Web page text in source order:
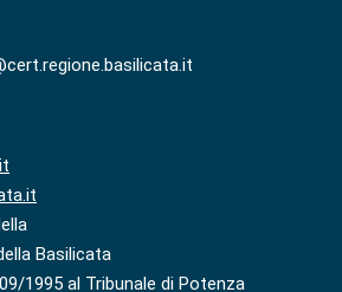
Basilicata
1995 al Tribunale di Potenza